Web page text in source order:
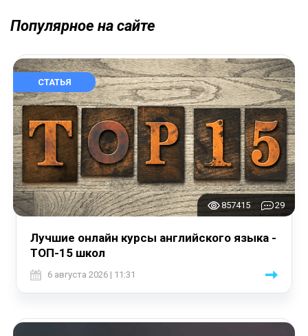
Популярное на сайте
СТАТЬЯ
857415 29
Лучшие онлайн курсы английского языка -
ТОП-15 школ
6 августа 2026 | 11:31